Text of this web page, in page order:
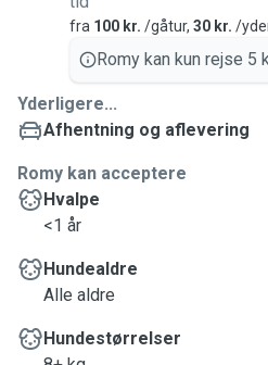
fra 100 kr. /gåtur, 30 kr. /
Romy kan kun rejse 5
Yderligere...
Afhentning og aflevering
Romy kan acceptere
Hvalpe
<1 år
Hundealdre
Alle aldre
Hundestørrelser